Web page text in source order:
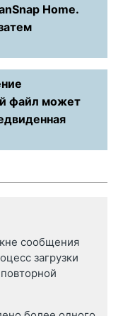
Home.
файл может
сообщения
загрузки